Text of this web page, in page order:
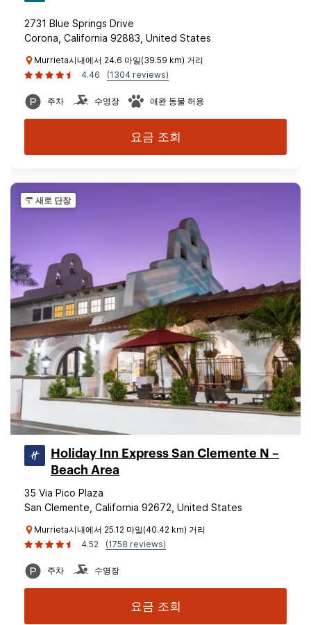
2731 Blue Springs Drive
Corona, California 92883, United States
Murrieta시내에서 24.6 마일(39.59 km) 거리
4.46
(1304 reviews)
주차 수영장 애완 동물 허용
요금 조회
새로 단장
Holiday Inn Express San Clemente N –
Beach Area
35 Via Pico Plaza
San Clemente, California 92672, United States
Murrieta시내에서 25.12 마일(40.42 km) 거리
4.52
(1758 reviews)
주차 수영장
요금 조회